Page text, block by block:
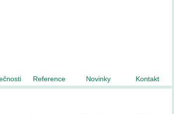
Reference Novinky Kontakt